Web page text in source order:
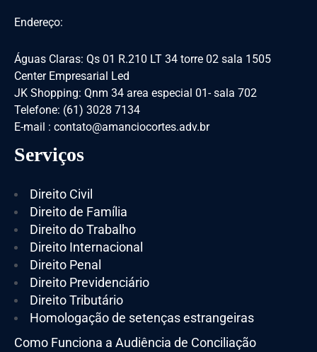
Endereço:
Águas Claras: Qs 01 R.210 LT 34 torre 02 sala 1505
Center Empresarial Led
JK Shopping: Qnm 34 area especial 01- sala 702
Telefone: (61) 3028 7134
E-mail : contato@amanciocortes.adv.br
Serviços
Direito Civil
Direito de Família
Direito do Trabalho
Direito Internacional
Direito Penal
Direito Previdenciário
Direito Tributário
Homologação de setenças estrangeiras
Como Funciona a Audiência de Conciliação